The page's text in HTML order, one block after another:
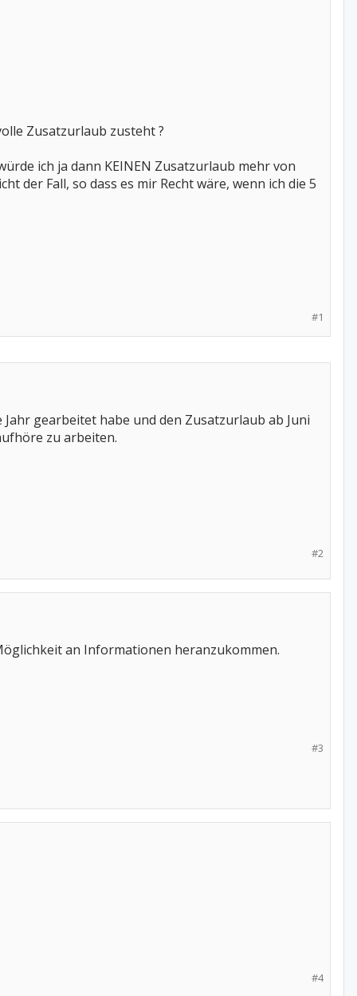
Zusatzurlaub zusteht ?
ich ja dann KEINEN Zusatzurlaub mehr von
der Fall, so dass es mir Recht wäre, wenn ich die 5
#1
gearbeitet habe und den Zusatzurlaub ab Juni
zu arbeiten.
#2
an Informationen heranzukommen.
#3
#4